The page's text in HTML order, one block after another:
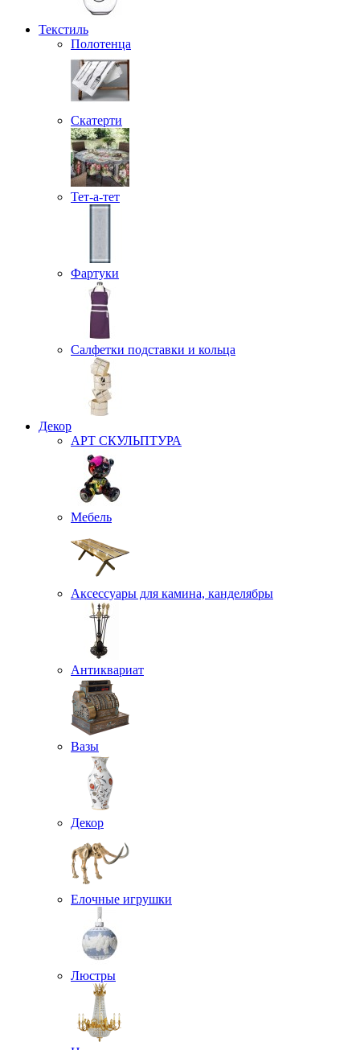
Текстиль
Полотенца
Скатерти
Тет-а-тет
Фартуки
Салфетки подставки и кольца
Декор
АРТ СКУЛЬПТУРА
Мебель
Аксессуары для камина, канделябры
Антиквариат
Вазы
Декор
Елочные игрушки
Люстры